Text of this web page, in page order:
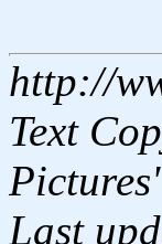
http://
Text
Last